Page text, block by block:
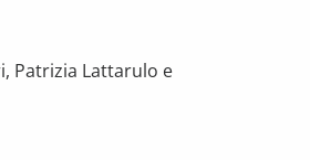
Patrizia Lattarulo e
delle opere pubbliche in Italia”